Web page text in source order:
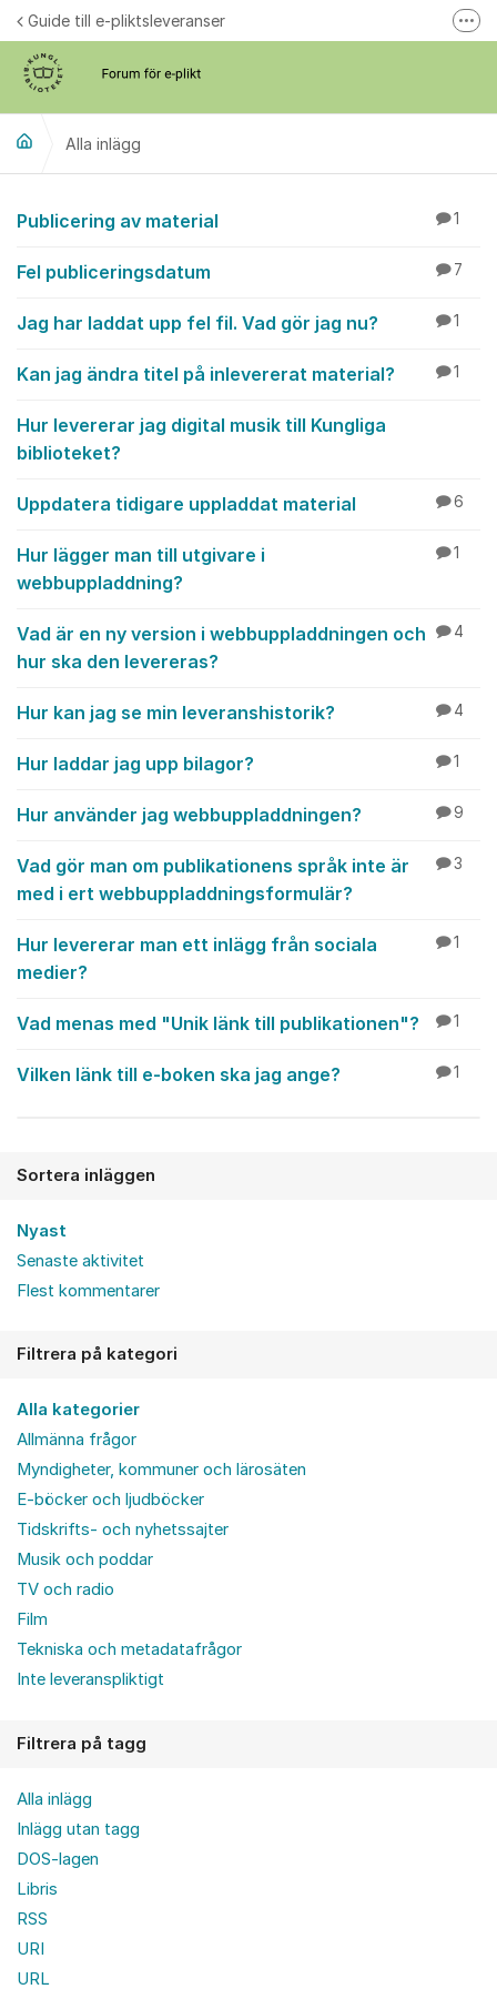
Hoppa till innehåll
Guide till e-pliktsleveranser
Alla inlägg
Alla inlägg
Publicering av material 1
Fel publiceringsdatum 7
Jag har laddat upp fel fil. Vad gör jag nu? 1
Kan jag ändra titel på inlevererat material? 1
Hur levererar jag digital musik till Kungliga
biblioteket?
Uppdatera tidigare uppladdat material 6
Hur lägger man till utgivare i
webbuppladdning?
1
Vad är en ny version i webbuppladdningen och
hur ska den levereras?
4
Hur kan jag se min leveranshistorik? 4
Hur laddar jag upp bilagor? 1
Hur använder jag webbuppladdningen? 9
Vad gör man om publikationens språk inte är
med i ert webbuppladdningsformulär?
3
Hur levererar man ett inlägg från sociala
medier?
1
Vad menas med "Unik länk till publikationen"? 1
Vilken länk till e-boken ska jag ange? 1
Sortera inläggen
Nyast
Senaste aktivitet
Flest kommentarer
Filtrera på kategori
Alla kategorier
Allmänna frågor
Myndigheter, kommuner och lärosäten
E-böcker och ljudböcker
Tidskrifts- och nyhetssajter
Musik och poddar
TV och radio
Film
Tekniska och metadatafrågor
Inte leveranspliktigt
Filtrera på tagg
Alla inlägg
Inlägg utan tagg
DOS-lagen
Libris
RSS
URI
URL